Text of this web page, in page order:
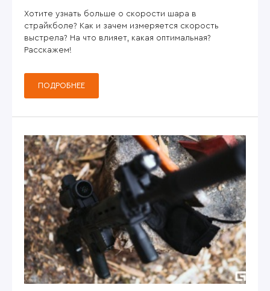
Хотите узнать больше о скорости шара в
страйкболе? Как и зачем измеряется скорость
выстрела? На что влияет, какая оптимальная?
Расскажем!
ПОДРОБНЕЕ